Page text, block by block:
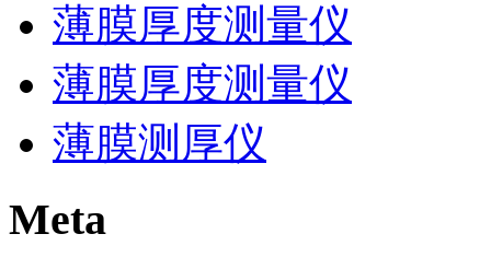
薄膜厚度测量仪
薄膜厚度测量仪
薄膜测厚仪
Meta